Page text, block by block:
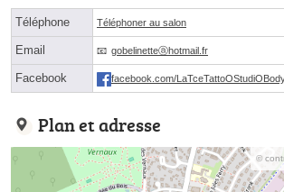
Téléphone Téléphoner au salon
Email gobelinetteⓐhotmail.fr
Facebook facebook.com/
Plan et adresse
©